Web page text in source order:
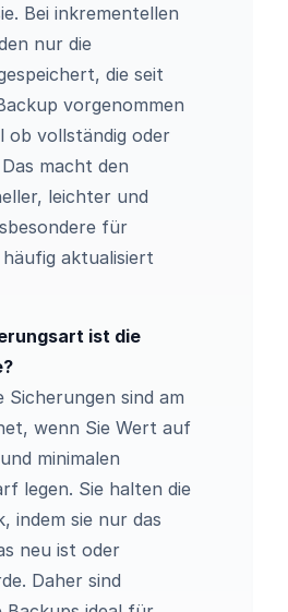
Bei inkrementellen
nur die
die seit
vorgenommen
ob vollständig oder
macht den
leichter und
für
häufig aktualisiert
ist die
Sicherungen sind am
wenn Sie Wert auf
minimalen
legen. Sie halten die
indem sie nur das
neu ist oder
Daher sind